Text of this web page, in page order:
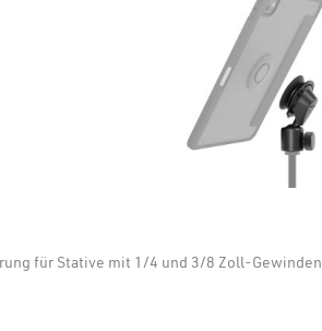
für Stative mit 1/4 und 3/8 Zoll-Gewinden